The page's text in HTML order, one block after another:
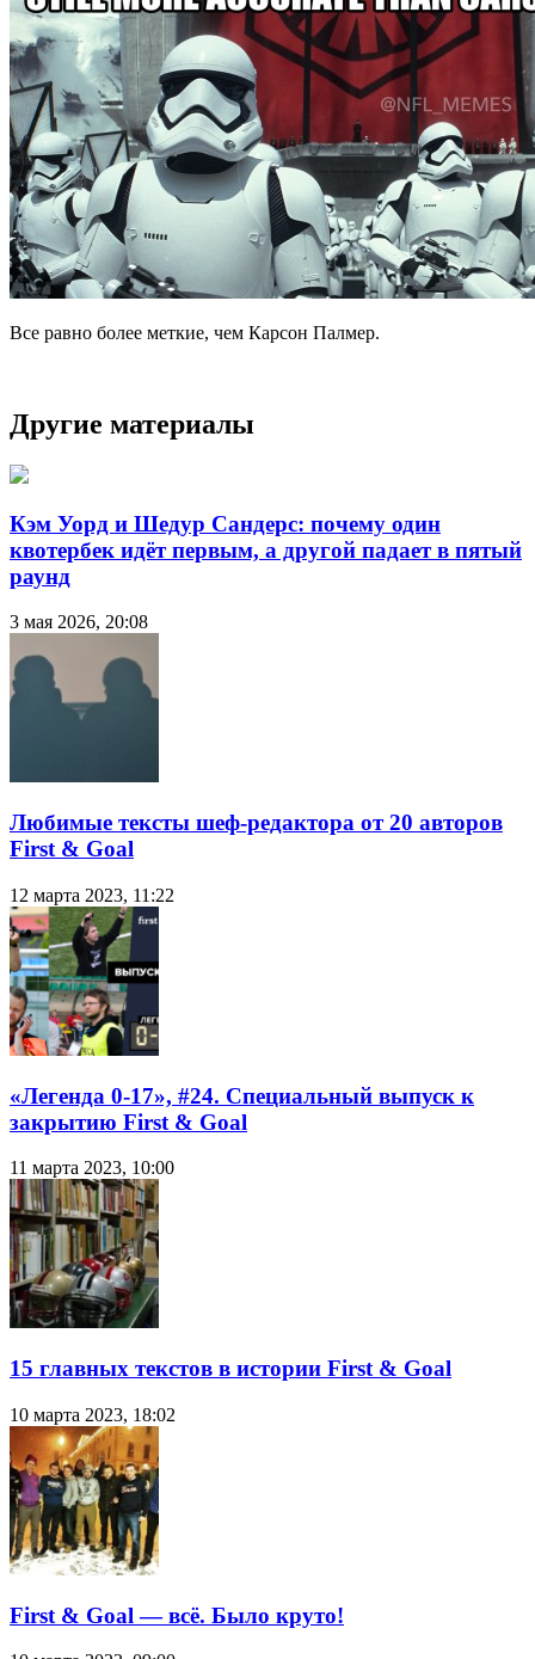
Все равно более меткие, чем Карсон Палмер.
Другие материалы
Кэм Уорд и Шедур Сандерс: почему один
квотербек идёт первым, а другой падает в пятый
раунд
3 мая 2026, 20:08
Любимые тексты шеф-редактора от 20 авторов
First & Goal
12 марта 2023, 11:22
«Легенда 0-17», #24. Специальный выпуск к
закрытию First & Goal
11 марта 2023, 10:00
15 главных текстов в истории First & Goal
10 марта 2023, 18:02
First & Goal — всё. Было круто!